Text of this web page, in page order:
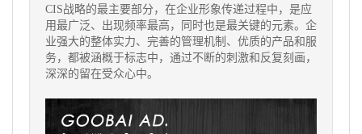
CIS战略的最主要部分，在企业形象传递过程中，是应
用最广泛、出现频率最高，同时也是最关键的元素。企
业强大的整体实力、完善的管理机制、优质的产品和服
务，都被涵概于标志中，通过不断的刺激和反复刻画，
深深的留在受众心中。